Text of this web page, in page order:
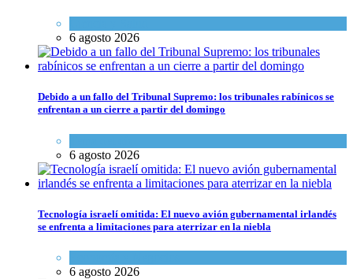
6 agosto 2026
Debido a un fallo del Tribunal Supremo: los tribunales rabínicos se
enfrentan a un cierre a partir del domingo
6 agosto 2026
Tecnología israelí omitida: El nuevo avión gubernamental irlandés
se enfrenta a limitaciones para aterrizar en la niebla
6 agosto 2026